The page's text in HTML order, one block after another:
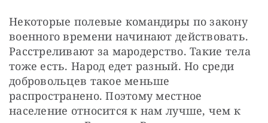
Некоторые полевые командиры по закону
военного времени начинают действовать.
Расстреливают за мародерство. Такие тела
тоже есть. Народ едет разный. Но среди
добровольцев такое меньше
распространено. Поэтому местное
население относится к нам лучше, чем к